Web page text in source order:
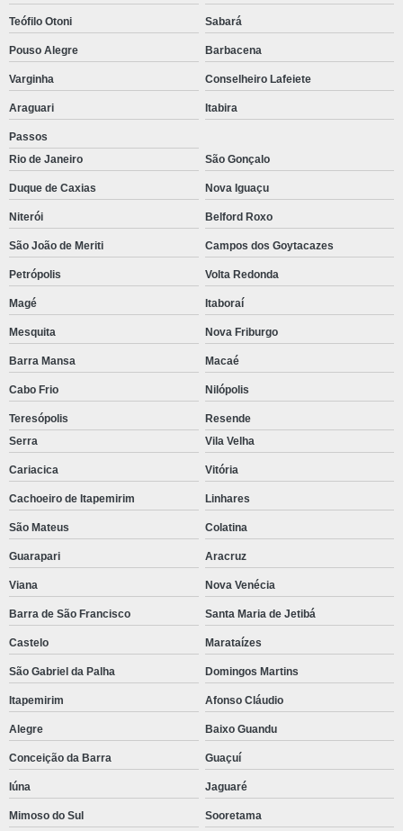
Teófilo Otoni Sabará
Pouso Alegre Barbacena
Varginha Conselheiro Lafeiete
Araguari Itabira
Passos
Rio de Janeiro
São Gonçalo
Duque de Caxias Nova Iguaçu
Niterói Belford Roxo
São João de Meriti Campos dos Goytacazes
Petrópolis Volta Redonda
Magé Itaboraí
Mesquita Nova Friburgo
Barra Mansa Macaé
Cabo Frio Nilópolis
Teresópolis
Resende
Serra
Vila Velha
Cariacica Vitória
Cachoeiro de Itapemirim Linhares
São Mateus Colatina
Guarapari Aracruz
Viana Nova Venécia
Barra de São Francisco Santa Maria de Jetibá
Castelo Marataízes
São Gabriel da Palha Domingos Martins
Itapemirim Afonso Cláudio
Alegre Baixo Guandu
Conceição da Barra Guaçuí
Iúna Jaguaré
Mimoso do Sul Sooretama